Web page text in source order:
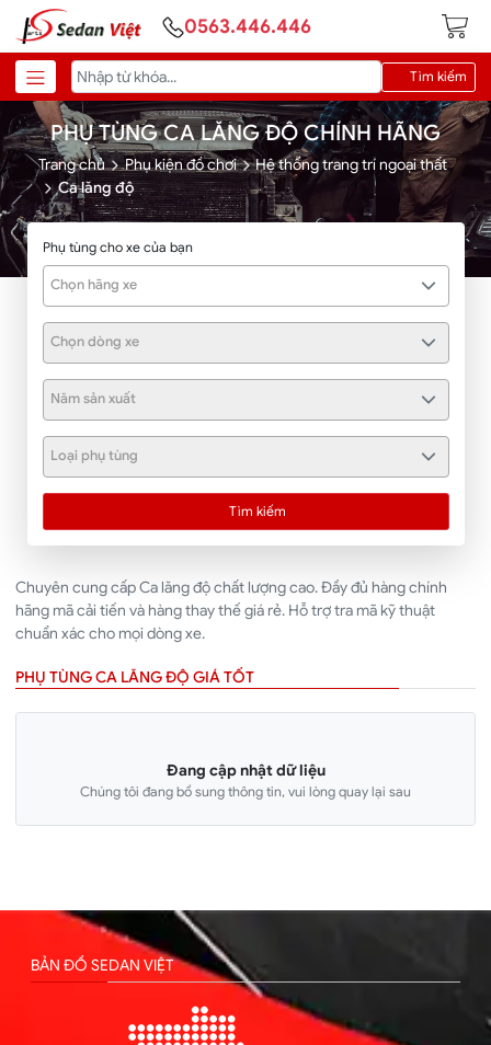
0563.446.446
Tìm kiếm
PHỤ TÙNG CA LĂNG ĐỘ CHÍNH HÃNG
Trang chủ Phụ kiện đồ chơi
Hệ thống trang trí ngoại thất
Ca lăng độ
Phụ tùng cho xe của bạn
Chọn hãng xe
Chọn dòng xe
Năm sản xuất
Loại phụ tùng
Tìm kiếm
Chuyên cung cấp Ca lăng độ chất lượng cao. Đầy đủ hàng chính
hãng mã cải tiến và hàng thay thế giá rẻ. Hỗ trợ tra mã kỹ thuật
chuẩn xác cho mọi dòng xe.
PHỤ TÙNG CA LĂNG ĐỘ GIÁ TỐT
Đang cập nhật dữ liệu
Chúng tôi đang bổ sung thông tin, vui lòng quay lại sau
BẢN ĐỒ SEDAN VIỆT